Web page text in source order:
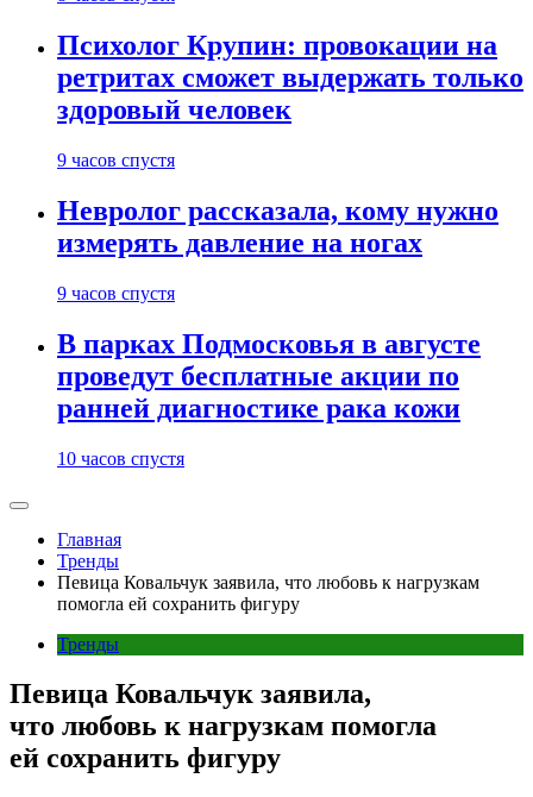
Психолог Крупин: провокации на
ретритах сможет выдержать только
здоровый человек
9 часов спустя
Невролог рассказала, кому нужно
измерять давление на ногах
9 часов спустя
В парках Подмосковья в августе
проведут бесплатные акции по
ранней диагностике рака кожи
10 часов спустя
Главная
Тренды
Певица Ковальчук заявила, что любовь к нагрузкам
помогла ей сохранить фигуру
Тренды
Певица Ковальчук заявила,
что любовь к нагрузкам помогла
ей сохранить фигуру